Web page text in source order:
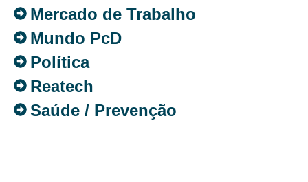
Mercado de Trabalho
Mundo PcD
Política
Reatech
Saúde / Prevenção